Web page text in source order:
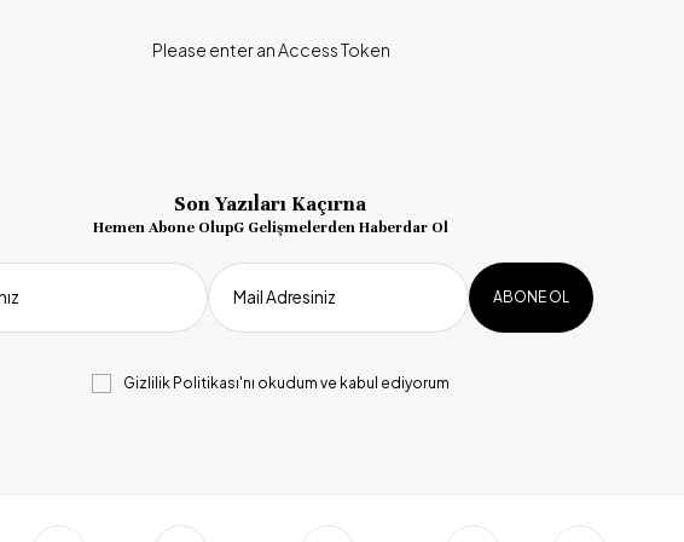
Please enter an Access Token
Son Yazıları Kaçırna
Hemen Abone OlupG Gelişmelerden Haberdar Ol
Mail Adresiniz
Gizlilik Politikası'nı okudum ve kabul ediyorum